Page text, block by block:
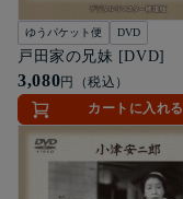
ゆうパケット便 DVD
戸田家の兄妹 [DVD]
3,080円（税込）
カートに入れる